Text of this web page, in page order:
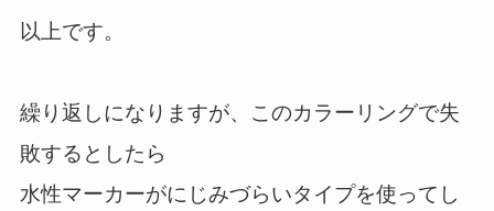
以上です。
繰り返しになりますが、このカラーリングで失
敗するとしたら
水性マーカーがにじみづらいタイプを使ってし